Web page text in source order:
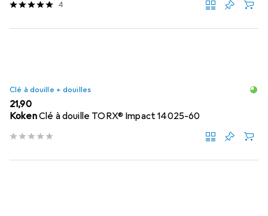
4
Clé à douille + douilles
EUR
21,90
KokenClé à douille TORX® Impact 14025-60